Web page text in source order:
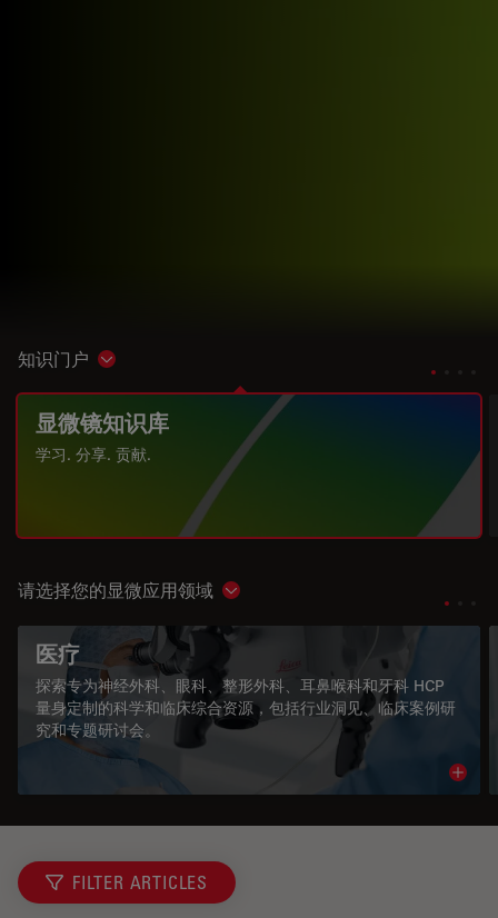
知识门户 Show subnavigation
显微镜知识库
学习. 分享. 贡献.
请选择您的显微应用领域 Show subnavigation
医疗
探索专为神经外科、眼科、整形外科、耳鼻喉科和牙科 HCP
量身定制的科学和临床综合资源，包括行业洞见、临床案例研
究和专题研讨会。
FILTER ARTICLES